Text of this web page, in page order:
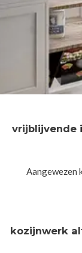
vrijblijvende
Aangewezen
kozijnwerk